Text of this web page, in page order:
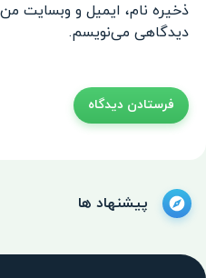
ذخیره نام، ایمیل و وبسایت من
دیدگاهی می‌نویسم.
پیشنهاد ها